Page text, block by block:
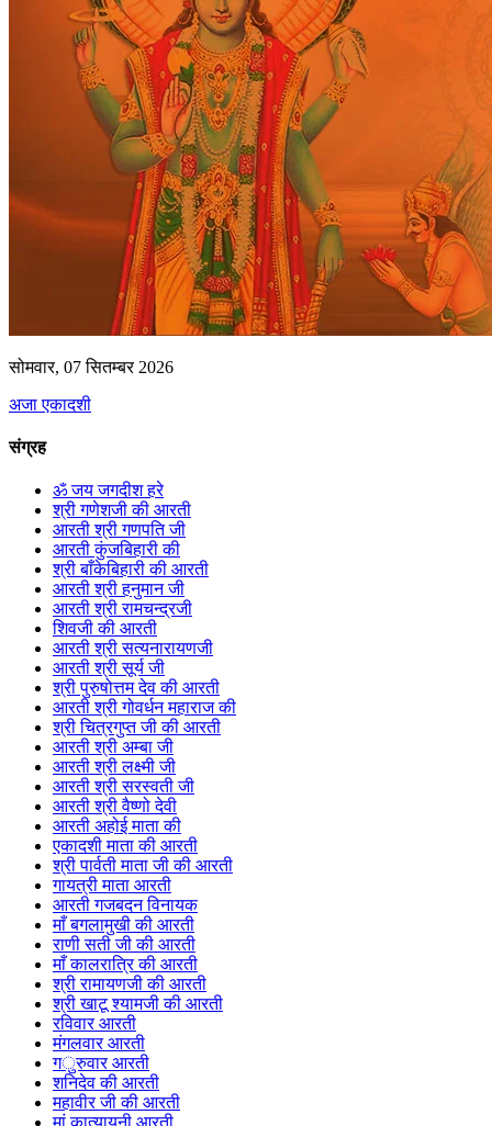
सोमवार, 07 सितम्बर 2026
अजा एकादशी
संग्रह
ॐ जय जगदीश हरे
श्री गणेशजी की आरती
आरती श्री गणपति जी
आरती कुंजबिहारी की
श्री बाँकेबिहारी की आरती
आरती श्री हनुमान जी
आरती श्री रामचन्द्रजी
शिवजी की आरती
आरती श्री सत्यनारायणजी
आरती श्री सूर्य जी
श्री पुरुषोत्तम देव की आरती
आरती श्री गोवर्धन महाराज की
श्री चित्रगुप्त जी की आरती
आरती श्री अम्बा जी
आरती श्री लक्ष्मी जी
आरती श्री सरस्वती जी
आरती श्री वैष्णो देवी
आरती अहोई माता की
एकादशी माता की आरती
श्री पार्वती माता जी की आरती
गायत्री माता आरती
आरती गजबदन विनायक
माँ बगलामुखी की आरती
राणी सती जी की आरती
माँ कालरात्रि की आरती
श्री रामायणजी की आरती
श्री खाटू श्यामजी की आरती
रविवार आरती
मंगलवार आरती
गुरुवार आरती
शनिदेव की आरती
महावीर जी की आरती